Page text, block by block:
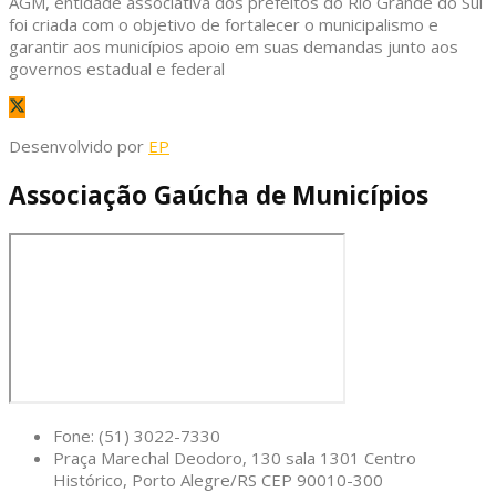
foi criada com o objetivo de fortalecer o municipalismo e
garantir aos municípios apoio em suas demandas junto aos
governos estadual e federal
Desenvolvido por EP
Associação Gaúcha de Municípios
Fone: (51) 3022-7330
Praça Marechal Deodoro, 130 sala 1301 Centro
Histórico, Porto Alegre/RS CEP 90010-300